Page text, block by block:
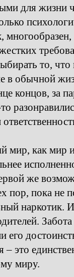
для жизни
то,
в обычной
концов, за
мир, как мир
же
пор, пока не
наркотик.
его
– это
миру.